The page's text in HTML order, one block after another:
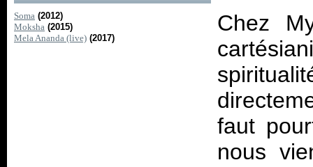
Soma (2012)
Moksha (2015)
Mela Ananda (live) (2017)
Chez
faut
nous